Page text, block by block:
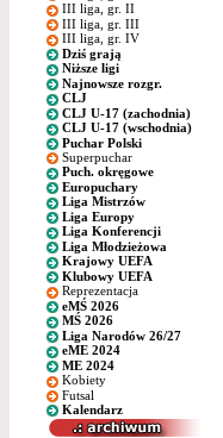
III liga, gr. II
III liga, gr. III
III liga, gr. IV
Dziś grają
Niższe ligi
Najnowsze rozgr.
CLJ
CLJ U-17 (zachodnia)
CLJ U-17 (wschodnia)
Puchar Polski
Superpuchar
Puch. okręgowe
Europuchary
Liga Mistrzów
Liga Europy
Liga Konferencji
Liga Młodzieżowa
Krajowy UEFA
Klubowy UEFA
Reprezentacja
eMŚ 2026
MŚ 2026
Liga Narodów 26/27
eME 2024
ME 2024
Kobiety
Futsal
Kalendarz